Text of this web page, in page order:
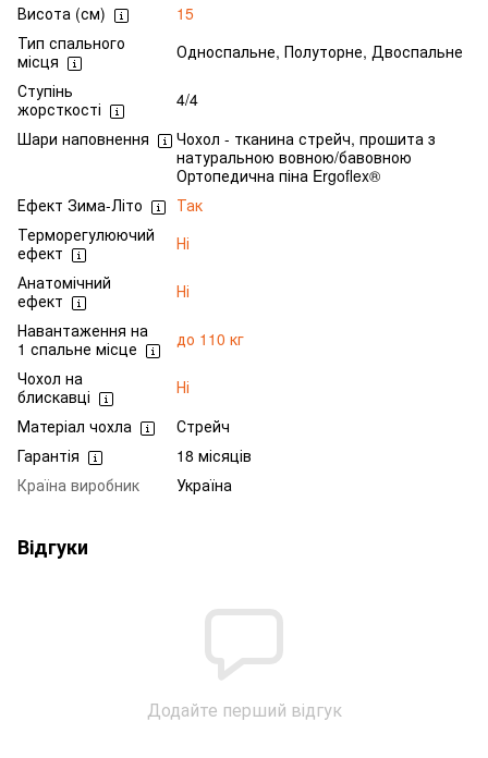
Висота (см)
15
Тип спального
місця
Односпальне, Полуторне, Двоспальне
Ступінь
жорсткості
4/4
Шари наповнення
Чохол - тканина стрейч, прошита з
натуральною вовною/бавовною
Ортопедична піна Ergoflex®
Ефект Зима-Літо
Так
Терморегулюючий
ефект
Ні
Анатомічний
ефект
Ні
Навантаження на
1 спальне місце
до 110 кг
Чохол на
блискавці
Ні
Матеріал чохла
Стрейч
Гарантія
18 місяців
Країна виробник
Україна
Відгуки
Додайте перший відгук